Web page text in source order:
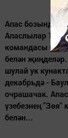
Апас бозында-
Апаслылар 17
командасы
белән
шулай ук
декабрьдә -
очрашачак.
үзебезнең
белән...